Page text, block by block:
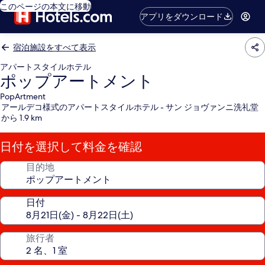
このページの本文に移動
アプリをダウンロード
宿泊施設をすべて表示
アパートスタイルホテル
ポップアートメント
PopArtment
アールデコ様式のアパートスタイルホテル - サン ジョヴァンニ洗礼堂
から 1.9 km
日付を選択して料金を確認
目的地
日付
旅行者